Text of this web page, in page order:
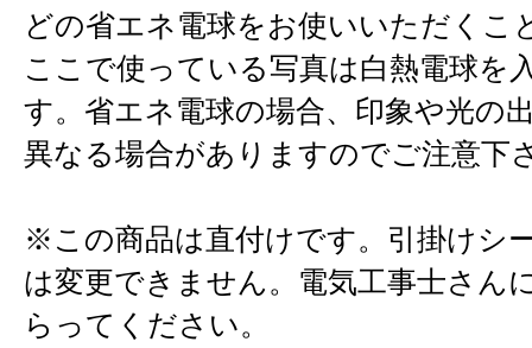
どの省エネ電球をお使いいただくこ
ここで使っている写真は白熱電球を
す。省エネ電球の場合、印象や光の
異なる場合がありますのでご注意下
※この商品は直付けです。引掛けシ
は変更できません。電気工事士さん
らってください。